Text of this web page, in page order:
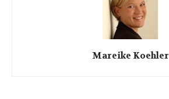
Mareike Koehler